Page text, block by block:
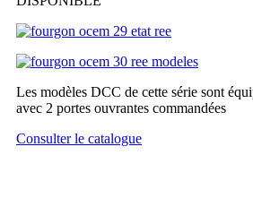
Les modèles DCC de cette série sont
avec 2 portes ouvrantes commandées
Consulter le catalogue